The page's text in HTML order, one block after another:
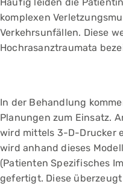
komplexen
Verkehrsunfällen. Diese
Hochrasanztraumata
In der Behandlung
Planungen zum Einsatz.
wird mittels 3-D-Drucker
wird anhand dieses
(Patienten Spezifisches
gefertigt. Diese